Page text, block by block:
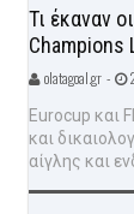
Τι έκαναν
Champions
olatagoal.gr -
Eurocup και
και
αίγλης και